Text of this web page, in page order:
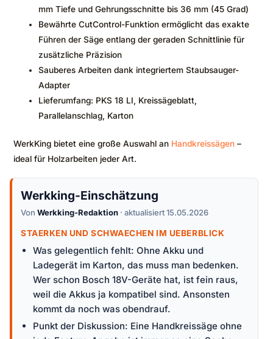
mm Tiefe und Gehrungsschnitte bis 36 mm (45 Grad)
Bewährte CutControl-Funktion ermöglicht das exakte
Führen der Säge entlang der geraden Schnittlinie für
zusätzliche Präzision
Sauberes Arbeiten dank integriertem Staubsauger-
Adapter
Lieferumfang: PKS 18 LI, Kreissägeblatt,
Parallelanschlag, Karton
WerkKing bietet eine große Auswahl an Handkreissägen –
ideal für Holzarbeiten jeder Art.
Werkking-Einschätzung
Von Werkking-Redaktion · aktualisiert 15.05.2026
STAERKEN UND SCHWAECHEN IM UEBERBLICK
Was gelegentlich fehlt: Ohne Akku und
Ladegerät im Karton, das muss man bedenken.
Wer schon Bosch 18V-Geräte hat, ist fein raus,
weil die Akkus ja kompatibel sind. Ansonsten
kommt da noch was obendrauf.
Punkt der Diskussion: Eine Handkreissäge ohne